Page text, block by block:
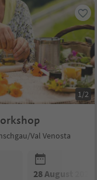
1/2
Val Venosta
28 August 2026